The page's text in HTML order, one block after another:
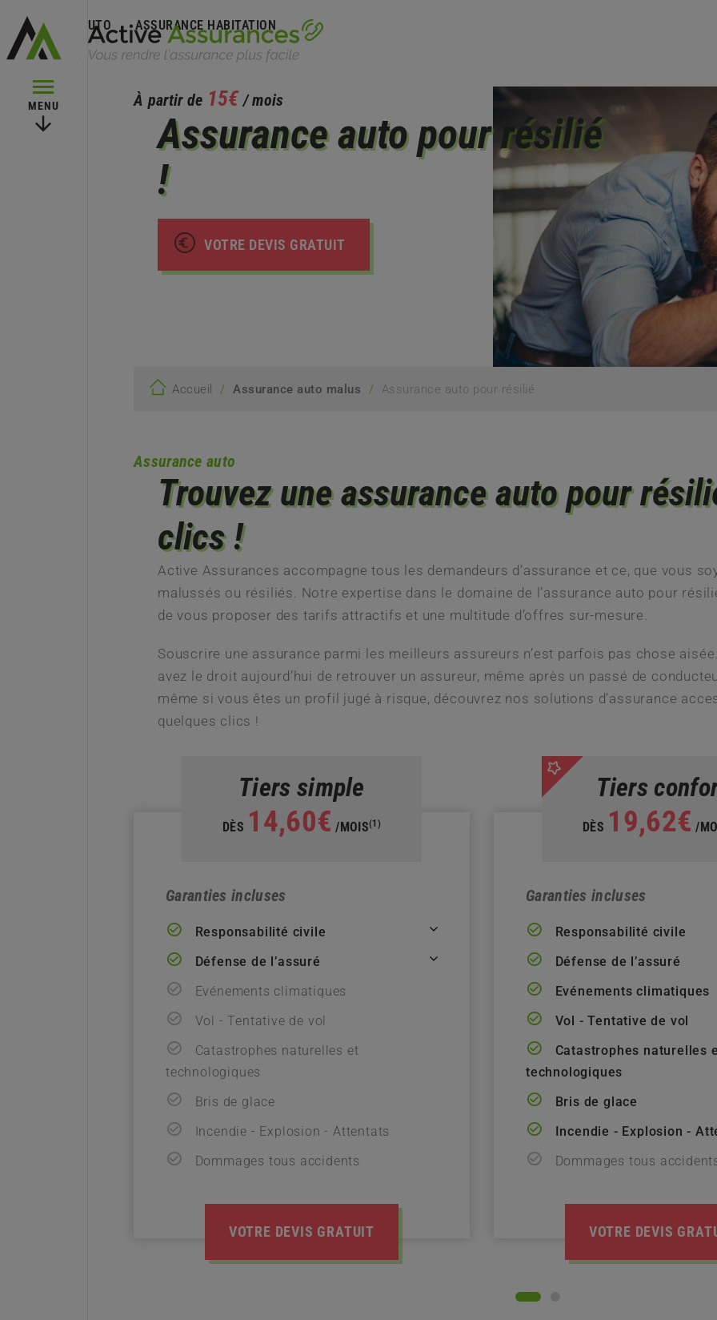
MENU
ASSURANCE AUTO ASSURANCE HABITATION
À partir de 15€ / mois
Assurance auto pour résilié
!
VOTRE DEVIS GRATUIT
Accueil / Assurance auto malus / Assurance auto pour résilié
Assurance auto
Trouvez une assurance auto pour
clics !
Active Assurances accompagne tous les demandeurs d’assurance et ce, que vous
malussés ou résiliés. Notre expertise dans le domaine de l’assurance auto pour
de vous proposer des tarifs attractifs et une multitude d’offres sur-mesure.
Souscrire une assurance parmi les meilleurs assureurs n’est parfois pas chose
avez le droit aujourd’hui de retrouver un assureur, même après un passé de
même si vous êtes un profil jugé à risque, découvrez nos solutions d’assurance
quelques clics !
Tiers simple
DÈS 14,60€ /MOIS(1)
Garanties incluses
Responsabilité civile
Défense de l’assuré
Evénements climatiques
Vol - Tentative de vol
Catastrophes naturelles et
technologiques
Bris de glace
Incendie - Explosion - Attentats
Dommages tous accidents
VOTRE DEVIS GRATUIT
Tiers
DÈS 19,62€ /
Garanties incluses
Responsabilité civile
Défense de l’assuré
Evénements climatiques
Vol - Tentative de vol
Catastrophes naturelles
technologiques
Bris de glace
Incendie - Explosion -
Dommages tous
VOTRE DEVIS